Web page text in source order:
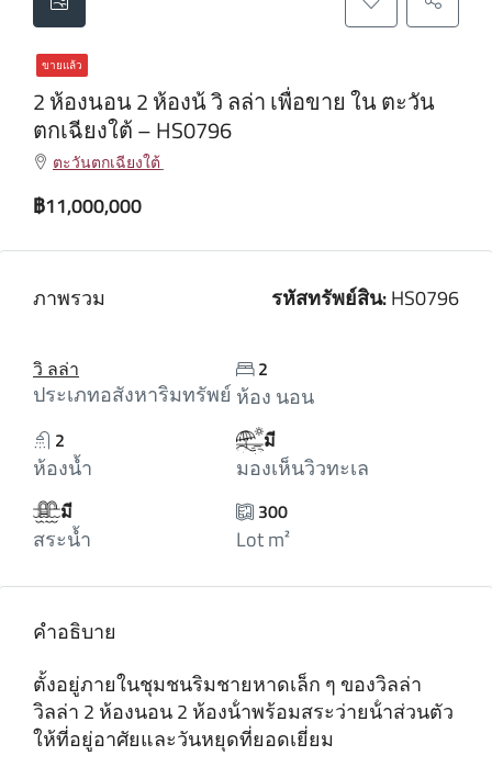
ขายแล้ว
2 ห้องนอน 2 ห้องน้ วิ ลล่า เพื่อขาย ใน ตะวัน
ตกเฉียงใต้ – HS0796
ตะวันตกเฉียงใต้
฿11,000,000
ภาพรวม รหัสทรัพย์สิน:HS0796
วิ ลล่า
ประเภทอสังหาริมทรัพย์
2
ห้อง นอน
2
ห้องน้ำ
มี
มองเห็นวิวทะเล
มี
สระน้ำ
300
Lot m²
คำอธิบาย
ตั้งอยู่ภายในชุมชนริมชายหาดเล็ก ๆ ของวิลล่า
วิลล่า 2 ห้องนอน 2 ห้องน้ําพร้อมสระว่ายน้ําส่วนตัว
ให้ที่อยู่อาศัยและวันหยุดที่ยอดเยี่ยม